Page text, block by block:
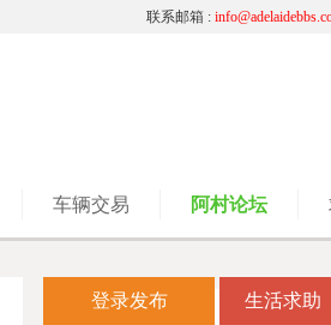
联系邮箱 :
车辆交易 阿村论坛
登录发布 生活求助